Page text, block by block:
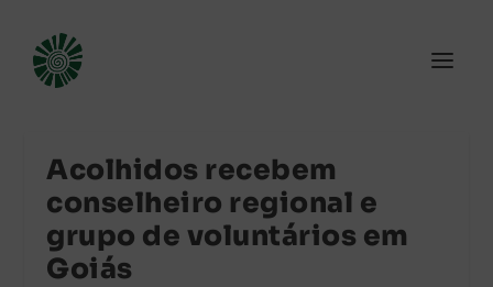
Acolhidos recebem
conselheiro regional e
grupo de voluntários em
Goiás